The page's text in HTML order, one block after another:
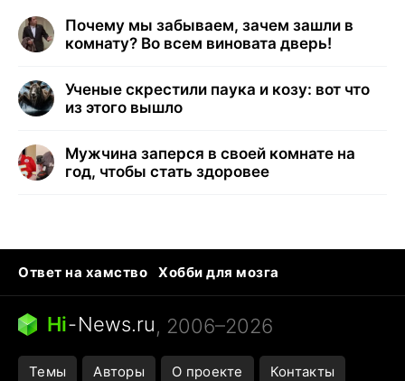
Почему мы забываем, зачем зашли в
комнату? Во всем виновата дверь!
Ученые скрестили паука и козу: вот что
из этого вышло
Мужчина заперся в своей комнате на
год, чтобы стать здоровее
Ответ на хамство
Хобби для мозга
Бензин 100 и 95
Тунцы в океанариуме
Следующая пандемия
Hi-News.ru, 2006–2026
Темы Авторы О проекте Контакты